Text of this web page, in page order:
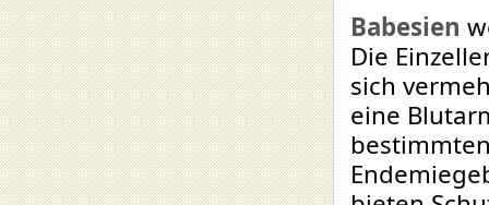
Babesien
Die
sich
eine